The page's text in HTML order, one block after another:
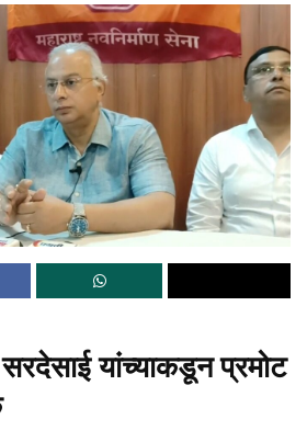
यांच्याकडून प्रमोट